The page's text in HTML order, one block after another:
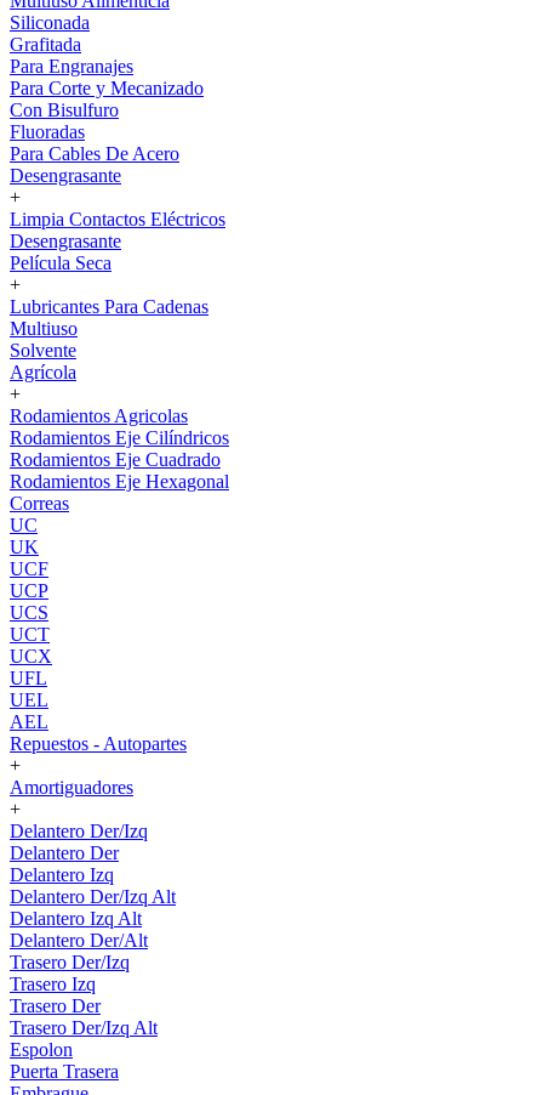
Siliconada
Grafitada
Para Engranajes
Para Corte y Mecanizado
Con Bisulfuro
Fluoradas
Para Cables De Acero
Desengrasante
+
Limpia Contactos Eléctricos
Desengrasante
Película Seca
+
Lubricantes Para Cadenas
Multiuso
Solvente
Agrícola
+
Rodamientos Agricolas
Rodamientos Eje Cilíndricos
Rodamientos Eje Cuadrado
Rodamientos Eje Hexagonal
Correas
UC
UK
UCF
UCP
UCS
UCT
UCX
UFL
UEL
AEL
Repuestos - Autopartes
+
Amortiguadores
+
Delantero Der/Izq
Delantero Der
Delantero Izq
Delantero Der/Izq Alt
Delantero Izq Alt
Delantero Der/Alt
Trasero Der/Izq
Trasero Izq
Trasero Der
Trasero Der/Izq Alt
Espolon
Puerta Trasera